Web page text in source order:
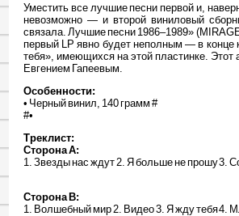
Уместить все лучшие песни первой и,
невозможно — и второй виниловый
связала. Лучшие песни 1986–1989»
первый LP явно будет неполным — в конце
тебя», имеющихся на этой пластинке. Этот
Евгением Гапеевым.
Особенности:
• Черный винил, 140 грамм #
#•
Треклист:
Сторона A:
1. Звезды нас ждут 2. Я больше не прошу 3.
Сторона B:
1. Волшебный мир 2. Видео 3. Я жду тебя 4.